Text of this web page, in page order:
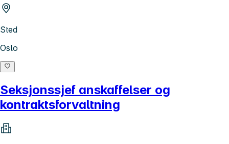
Sted
Oslo
Seksjonssjef anskaffelser og
kontraktsforvaltning